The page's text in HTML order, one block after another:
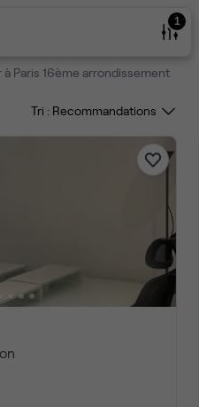
1
Paris 16ème arrondissement
Tri :